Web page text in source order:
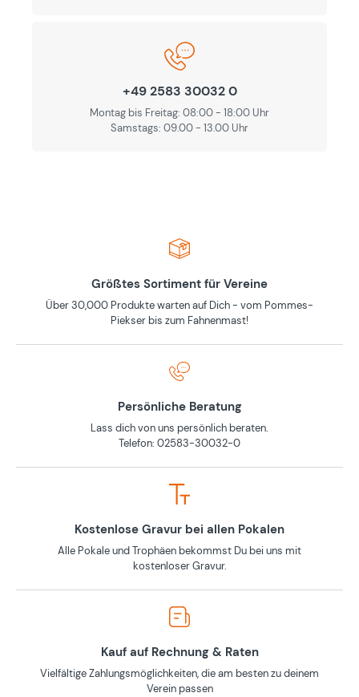
+49 2583 30032 0
Montag bis Freitag: 08:00 - 18:00 Uhr
Samstags: 09.00 - 13.00 Uhr
Größtes Sortiment für Vereine
Über 30,000 Produkte warten auf Dich - vom Pommes-
Piekser bis zum Fahnenmast!
Persönliche Beratung
Lass dich von uns persönlich beraten.
Telefon: 02583-30032-0
Kostenlose Gravur bei allen Pokalen
Alle Pokale und Trophäen bekommst Du bei uns mit
kostenloser Gravur.
Kauf auf Rechnung & Raten
Vielfältige Zahlungsmöglichkeiten, die am besten zu deinem
Verein passen